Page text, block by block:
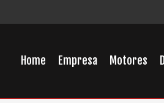
Home Empresa Motores